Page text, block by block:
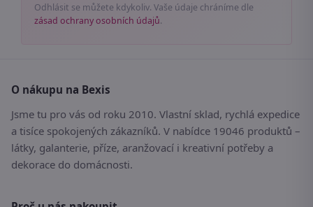
Odhlásit se můžete kdykoliv. Vaše údaje chráníme dle
zásad ochrany osobních údajů.
O nákupu na Bexis
Jsme tu pro vás od roku 2010. Vlastní sklad, rychlá expedice
a tisíce spokojených zákazníků. V nabídce 19046 produktů –
látky, galanterie, příze, aranžovací i kreativní potřeby a
dekorace do domácnosti.